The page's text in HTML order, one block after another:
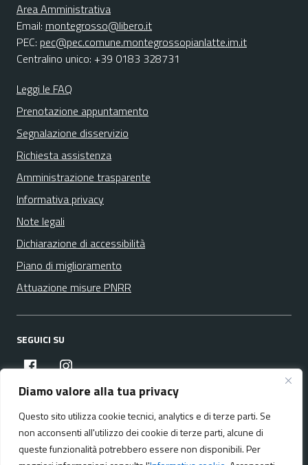
Diamo valore alla tua privacy
Questo sito utilizza cookie tecnici, analytics e di terze parti. Se
non acconsenti all'utilizzo dei cookie di terze parti, alcune di
queste funzionalità potrebbero essere non disponibili. Per
Area Amministrativa
Email: montegrosso@libero.it
PEC: pec@pec.comune.montegrossopianlatte.im.it
Centralino unico: +39 0183 328731
Leggi le FAQ
Prenotazione appuntamento
Segnalazione disservizio
Richiesta assistenza
Amministrazione trasparente
Informativa privacy
Note legali
Dichiarazione di accessibilità
Piano di miglioramento
Attuazione misure PNRR
SEGUICI SU
facebookinstagram
Media policy Mappa del sito